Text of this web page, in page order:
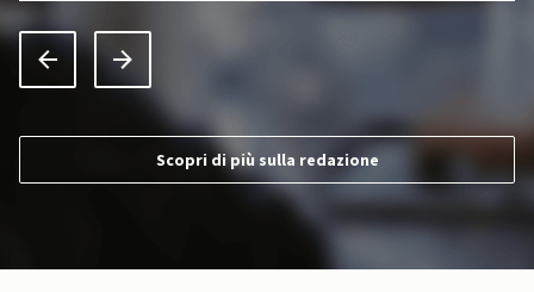
Scopri di più sulla redazione